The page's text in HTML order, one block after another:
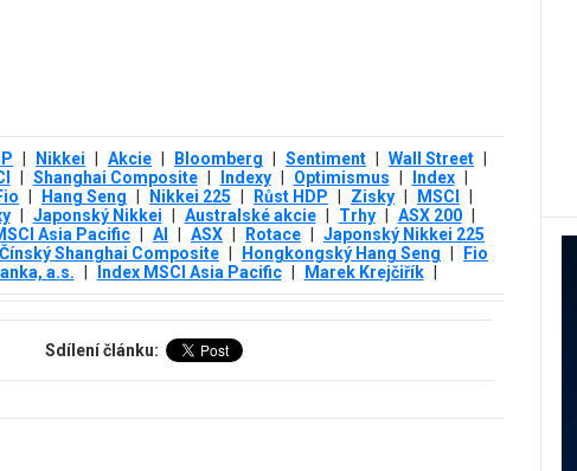
Nikkei Akcie Bloomberg Sentiment Wall Street
Shanghai Composite Indexy Optimismus Index
Hang Seng Nikkei 225 Růst HDP Zisky MSCI
Japonský Nikkei Australské akcie Trhy ASX 200
Asia Pacific AI ASX Rotace
Japonský Nikkei 225
Čínský Shanghai Composite Hongkongský Hang Seng
Fio
a.s. Index MSCI Asia Pacific Marek Krejčiřík
Sdílení článku: